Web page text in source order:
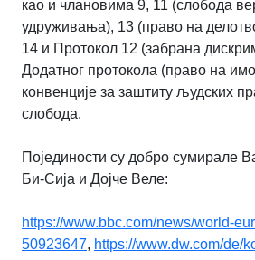
као и члановима 9, 11 (слобода
удруживања), 13 (право на
14 и Протокол 12 (забрана
Додатног протокола (право на
конвенције за заштиту људских
слобода.
Појединости су добро сумирале
Би-Сија и Дојче Веле:
https://www.bbc.com/news/world-
50923647, https://www.dw.com/de/